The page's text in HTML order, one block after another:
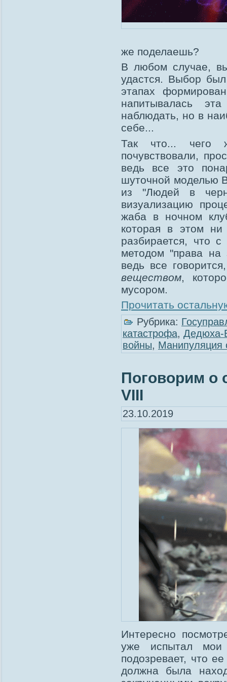
же поделаешь?
В любом случае,
удастся. Выбор
этапах
напитывалась
наблюдать, но в
себе...
Так что... чего
почувствовали,
ведь все это
шуточной моделью
из "Людей в
визуализацию
жаба в ночном
которая в этом
разбирается, что
методом "права на
ведь все
веществом ,
мусором.
Прочитать
Рубрика:
катастрофа, Дедюха-
войны, Манипуляция
Поговорим о
VIII
23.10.2019
Интересно
уже испытал
подозревает, что
должна была